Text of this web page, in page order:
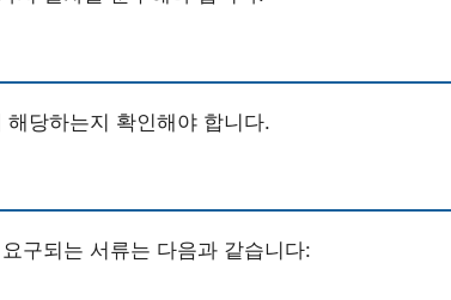
당하는지 확인해야 합니다.
구되는 서류는 다음과 같습니다: